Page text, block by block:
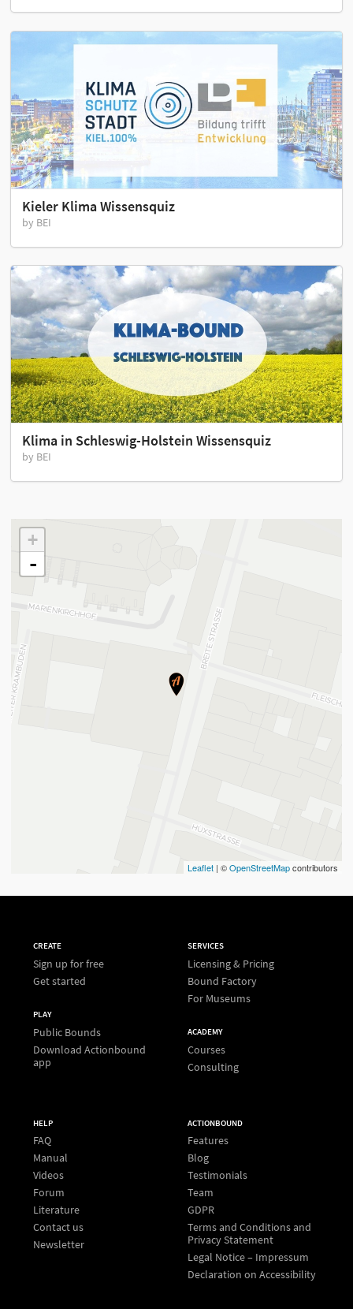
Kieler Klima Wissensquiz
by BEI
Klima in Schleswig-Holstein Wissensquiz
by BEI
+
-
Leaflet | ©OpenStreetMapcontributors
CREATE
Sign up for free
Get started
PLAY
Public Bounds
Download Actionbound
app
SERVICES
Licensing & Pricing
Bound Factory
For Museums
ACADEMY
Courses
Consulting
HELP
FAQ
Manual
Videos
Forum
Literature
Contact us
Newsletter
ACTIONBOUND
Features
Blog
Testimonials
Team
GDPR
Terms and Conditions and
Privacy Statement
Legal Notice – Impressum
Declaration on Accessibility